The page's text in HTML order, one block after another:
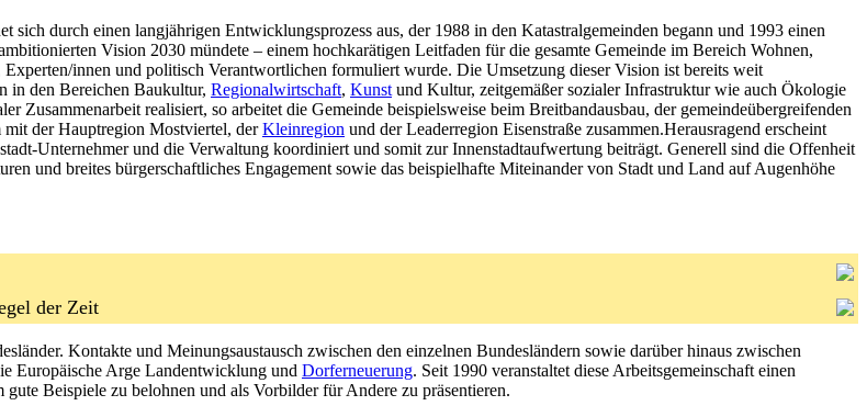
sich durch einen langjährigen Entwicklungsprozess aus, der 1988 in den Katastralgemeinden begann und 1993 einen
Vision 2030 mündete – einem hochkarätigen Leitfaden für die gesamte Gemeinde im Bereich Wohnen,
Experten/innen und politisch Verantwortlichen formuliert wurde. Die Umsetzung dieser Vision ist bereits weit
in den Bereichen Baukultur, Regionalwirtschaft, Kunst und Kultur, zeitgemäßer sozialer Infrastruktur wie auch Ökologie
Zusammenarbeit realisiert, so arbeitet die Gemeinde beispielsweise beim Breitbandausbau, der gemeindeübergreifenden
der Hauptregion Mostviertel, derKleinregion und der Leaderregion Eisenstraße zusammen.Herausragend erscheint
Unternehmer und die Verwaltung koordiniert und somit zur Innenstadtaufwertung beiträgt. Generell sind die Offenheit
und breites bürgerschaftliches Engagement sowie das beispielhafte Miteinander von Stadt und Land auf Augenhöhe
der Zeit
Kontakte und Meinungsaustausch zwischen den einzelnen Bundesländern sowie darüber hinaus zwischen
Europäische Arge Landentwicklung und Dorferneuerung. Seit 1990 veranstaltet diese Arbeitsgemeinschaft einen
Beispiele zu belohnen und als Vorbilder für Andere zu präsentieren.